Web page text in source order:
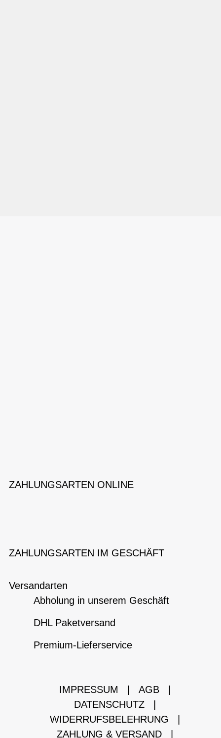
ZAHLUNGSARTEN ONLINE
ZAHLUNGSARTEN IM GESCHÄFT
Versandarten
Abholung in unserem Geschäft
DHL Paketversand
Premium-Lieferservice
IMPRESSUM AGB
DATENSCHUTZ
WIDERRUFSBELEHRUNG
ZAHLUNG & VERSAND